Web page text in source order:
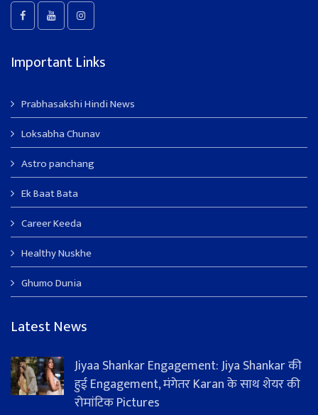
Important Links
Prabhasakshi Hindi News
Loksabha Chunav
Astro panchang
Ek Baat Bata
Career Keeda
Healthy Nuskhe
Ghumo Dunia
Latest News
Jiyaa Shankar Engagement: Jiya Shankar की
हुई Engagement, मंगेतर Karan के साथ शेयर की
रोमांटिक Pictures